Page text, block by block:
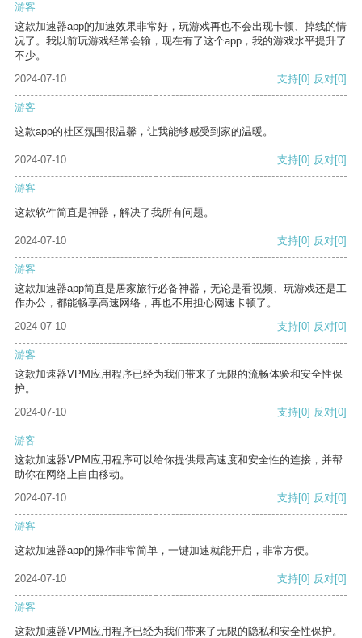
游客
这款加速器app的加速效果非常好，玩游戏再也不会出现卡顿、掉线的情
况了。我以前玩游戏经常会输，现在有了这个app，我的游戏水平提升了
不少。
2024-07-10
支持[0] 反对[0]
游客
这款app的社区氛围很温馨，让我能够感受到家的温暖。
2024-07-10 支持[0] 反对[0]
游客
这款软件简直是神器，解决了我所有问题。
2024-07-10 支持[0] 反对[0]
游客
这款加速器app简直是居家旅行必备神器，无论是看视频、玩游戏还是工
作办公，都能畅享高速网络，再也不用担心网速卡顿了。
2024-07-10
支持[0] 反对[0]
游客
这款加速器VPM应用程序已经为我们带来了无限的流畅体验和安全性保
护。
2024-07-10
支持[0] 反对[0]
游客
这款加速器VPM应用程序可以给你提供最高速度和安全性的连接，并帮
助你在网络上自由移动。
2024-07-10
支持[0] 反对[0]
游客
这款加速器app的操作非常简单，一键加速就能开启，非常方便。
2024-07-10 支持[0] 反对[0]
游客
这款加速器VPM应用程序已经为我们带来了无限的隐私和安全性保护。